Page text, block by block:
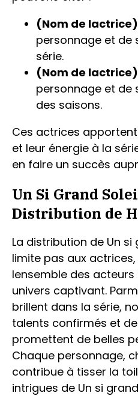
(Nom de
personnage et de
série.
(Nom de
personnage et de
des saisons.
Ces actrices
et leur énergie à la
en faire un succès
Un Si Grand
Distribution de
La distribution de Un si
limite pas aux
lensemble des
univers captivant.
brillent dans la série,
talents confirmés et
promettent de belles
Chaque personnage,
contribue à tisser la
intrigues de Un si